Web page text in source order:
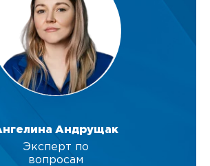
Андрущак
Эксперт по
вопросам